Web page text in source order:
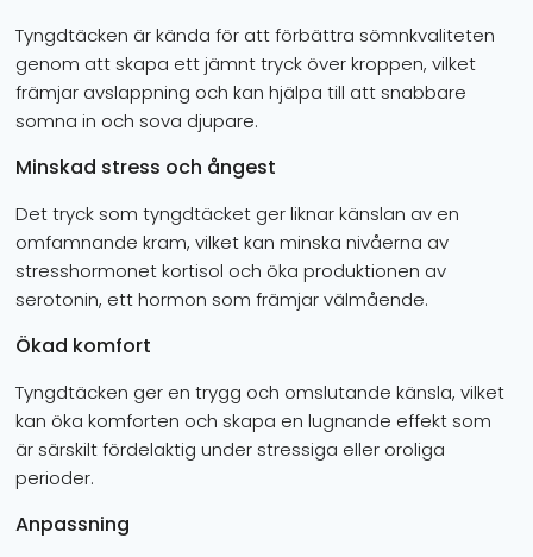
Tyngdtäcken är kända för att förbättra sömnkvaliteten
genom att skapa ett jämnt tryck över kroppen, vilket
främjar avslappning och kan hjälpa till att snabbare
somna in och sova djupare.
Minskad stress och ångest
Det tryck som tyngdtäcket ger liknar känslan av en
omfamnande kram, vilket kan minska nivåerna av
stresshormonet kortisol och öka produktionen av
serotonin, ett hormon som främjar välmående.
Ökad komfort
Tyngdtäcken ger en trygg och omslutande känsla, vilket
kan öka komforten och skapa en lugnande effekt som
är särskilt fördelaktig under stressiga eller oroliga
perioder.
Anpassning